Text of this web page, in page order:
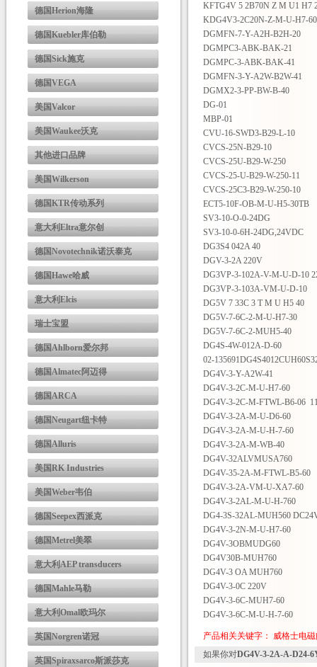
德国Herion海隆
德国Kuebler库伯勒
德国Sick施克
德国VEGA
美国Valcor
美国Waukee沃克
其他进口品牌
美国Wilkerson
德国KTR传动系列
意大利Eltra意尔创
德国Novotechnik诺沃泰克
德国Hawe哈威
意大利Elcis
瑞士宝盟
德国Ahlborn爱尔邦
德国Almatec阿迈得
德国ARCA
德国Neugart纽卡特
德国Alluris
美国RK Industries
美国Weber韦伯
德国Seepex西派克
德国Metrel美翠
意大利AEP transducers
德国Mahle马勒
意大利Omal欧玛尔
英国Norgren诺冠
英国Spiraxsarco斯派莎克
KFTG4V 5 2B70N Z M U1 H7
KDG4V3-2C20N-Z-M-U-H7-60
DGMFN-7-Y-A2H-B2H-20
DGMPC3-ABK-BAK-21
DGMPC-3-ABK-BAK-41
DGMFN-3-Y-A2W-B2W-41
DGMX2-3-PP-BW-B-40
DG-01
MBP-01
CVU-16-SWD3-B29-L-10
CVCS-25N-B29-10
CVCS-25U-B29-W-250
CVCS-25-U-B29-W-250-11
CVCS-25C3-B29-W-250-10
ECT5-10F-OB-M-U-H5-30TB
SV3-10-O-0-24DG
SV3-10-0-6H-24DG,24VDC
DG3S4 042A 40
DGV-3-2A 220V
DG3VP-3-102A-V-M-U-D-10
DG3VP-3-103A-VM-U-D-10
DG5V 7 33C 3 T M U H5 40
DG5V-7-6C-2-M-U-H7-30
DG5V-7-6C-2-MUH5-40
DG4S-4W-012A-D-60
02-
DG4V-3-Y-A2W-41
DG4V-3-2C-M-U-H7-60
DG4V-3-2C-M-FTWL-B6-06
DG4V-3-2A-M-U-D6-60
DG4V-3-2A-M-U-H-7-60
DG4V-3-2A-M-WB-40
DG4V-32ALVMUSA760
DG4V-35-2A-M-FTWL-B5-60
DG4V-3-2A-VM-U-XA7-60
DG4V-3-2AL-M-U-H-760
DG4-3S-32AL-MUH560
DG4V-3-2N-M-U-H7-60
DG4V-3OBMUDG60
DG4V30B-MUH760
DG4V-3 OA MUH760
DG4V-3-0C 220V
DG4V-3-6C-MUH7-60
DG4V-3-6C-M-U-H-7-60
产品相关关键字： 威格士电
如果你对DG4V-3-2A-A-D24-